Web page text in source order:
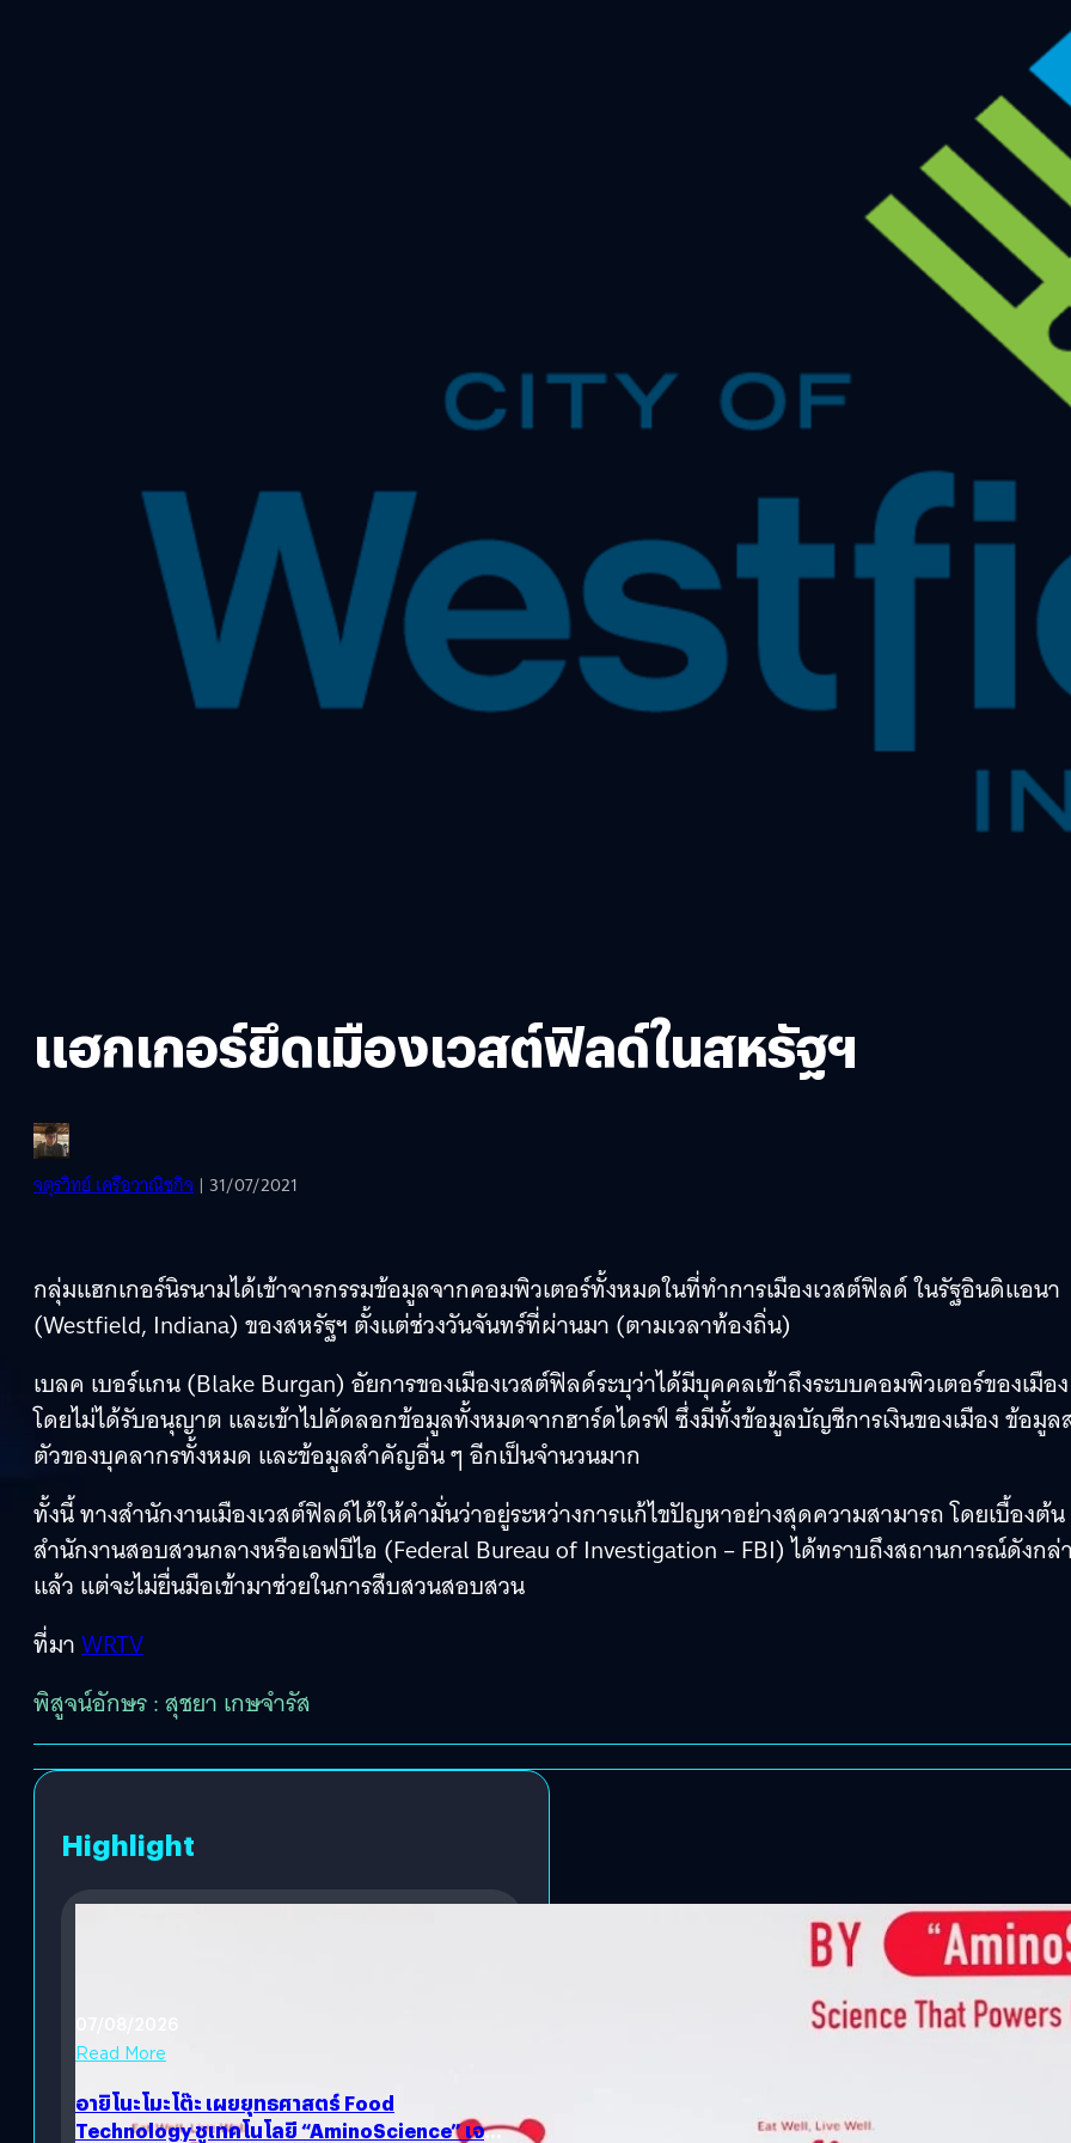
แฮกเกอร์ยึดเมืองเวสต์ฟิลด์ในสหรัฐฯ
จตุรวิทย์ เครือวาณิชกิจ | 31/07/2021
กลุ่มแฮกเกอร์นิรนามได้เข้าจารกรรมข้อมูลจากคอมพิวเตอร์ทั้งหมดในที่ทำการเมืองเวสต์ฟิลด์ ในรัฐอินดิแอนา
(Westfield, Indiana) ของสหรัฐฯ ตั้งแต่ช่วงวันจันทร์ที่ผ่านมา (ตามเวลาท้องถิ่น)
เบลค เบอร์แกน (Blake Burgan) อัยการของเมืองเวสต์ฟิลด์ระบุว่าได้มีบุคคลเข้าถึงระบบคอมพิวเตอร์ของเมือง
โดยไม่ได้รับอนุญาต และเข้าไปคัดลอกข้อมูลทั้งหมดจากฮาร์ดไดรฟ์ ซึ่งมีทั้งข้อมูลบัญชีการเงินของเมือง ข้อมูล
ตัวของบุคลากรทั้งหมด และข้อมูลสำคัญอื่น ๆ อีกเป็นจำนวนมาก
ทั้งนี้ ทางสำนักงานเมืองเวสต์ฟิลด์ได้ให้คำมั่นว่าอยู่ระหว่างการแก้ไขปัญหาอย่างสุดความสามารถ โดยเบื้องต้น
สำนักงานสอบสวนกลางหรือเอฟบีไอ (Federal Bureau of Investigation – FBI) ได้ทราบถึงสถานการณ์ดังกล่
แล้ว แต่จะไม่ยื่นมือเข้ามาช่วยในการสืบสวนสอบสวน
ที่มาWRTV
พิสูจน์อักษร : สุชยา เกษจำรัส
Highlight
Read More
อายิโนะโมะโต๊ะ เผยยุทธศาสตร์ Food
Technology ชูเทคโนโลยี “AminoScience” เจาะ